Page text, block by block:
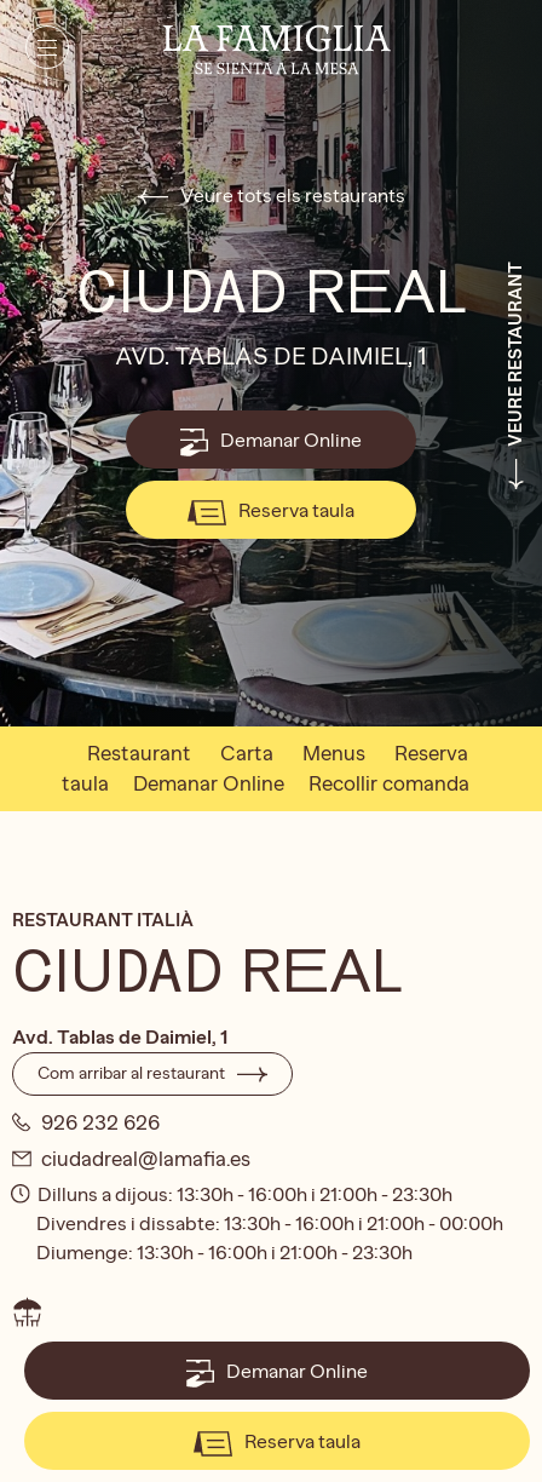
Veure tots els restaurants
VEURE RESTAURANT
CIUDAD REAL
AVD. TABLAS DE DAIMIEL, 1
Demanar Online
Reserva taula
Restaurant Carta Menus
Reserva
taula
Demanar Online Recollir comanda
RESTAURANT ITALIÀ
CIUDAD REAL
Avd. Tablas de Daimiel, 1
Com arribar al restaurant
926 232 626
ciudadreal@lamafia.es
Dilluns a dijous: 13:30h - 16:00h i 21:00h - 23:30h
Divendres i dissabte: 13:30h - 16:00h i 21:00h - 00:00h
Diumenge: 13:30h - 16:00h i 21:00h - 23:30h
Demanar Online
Reserva taula